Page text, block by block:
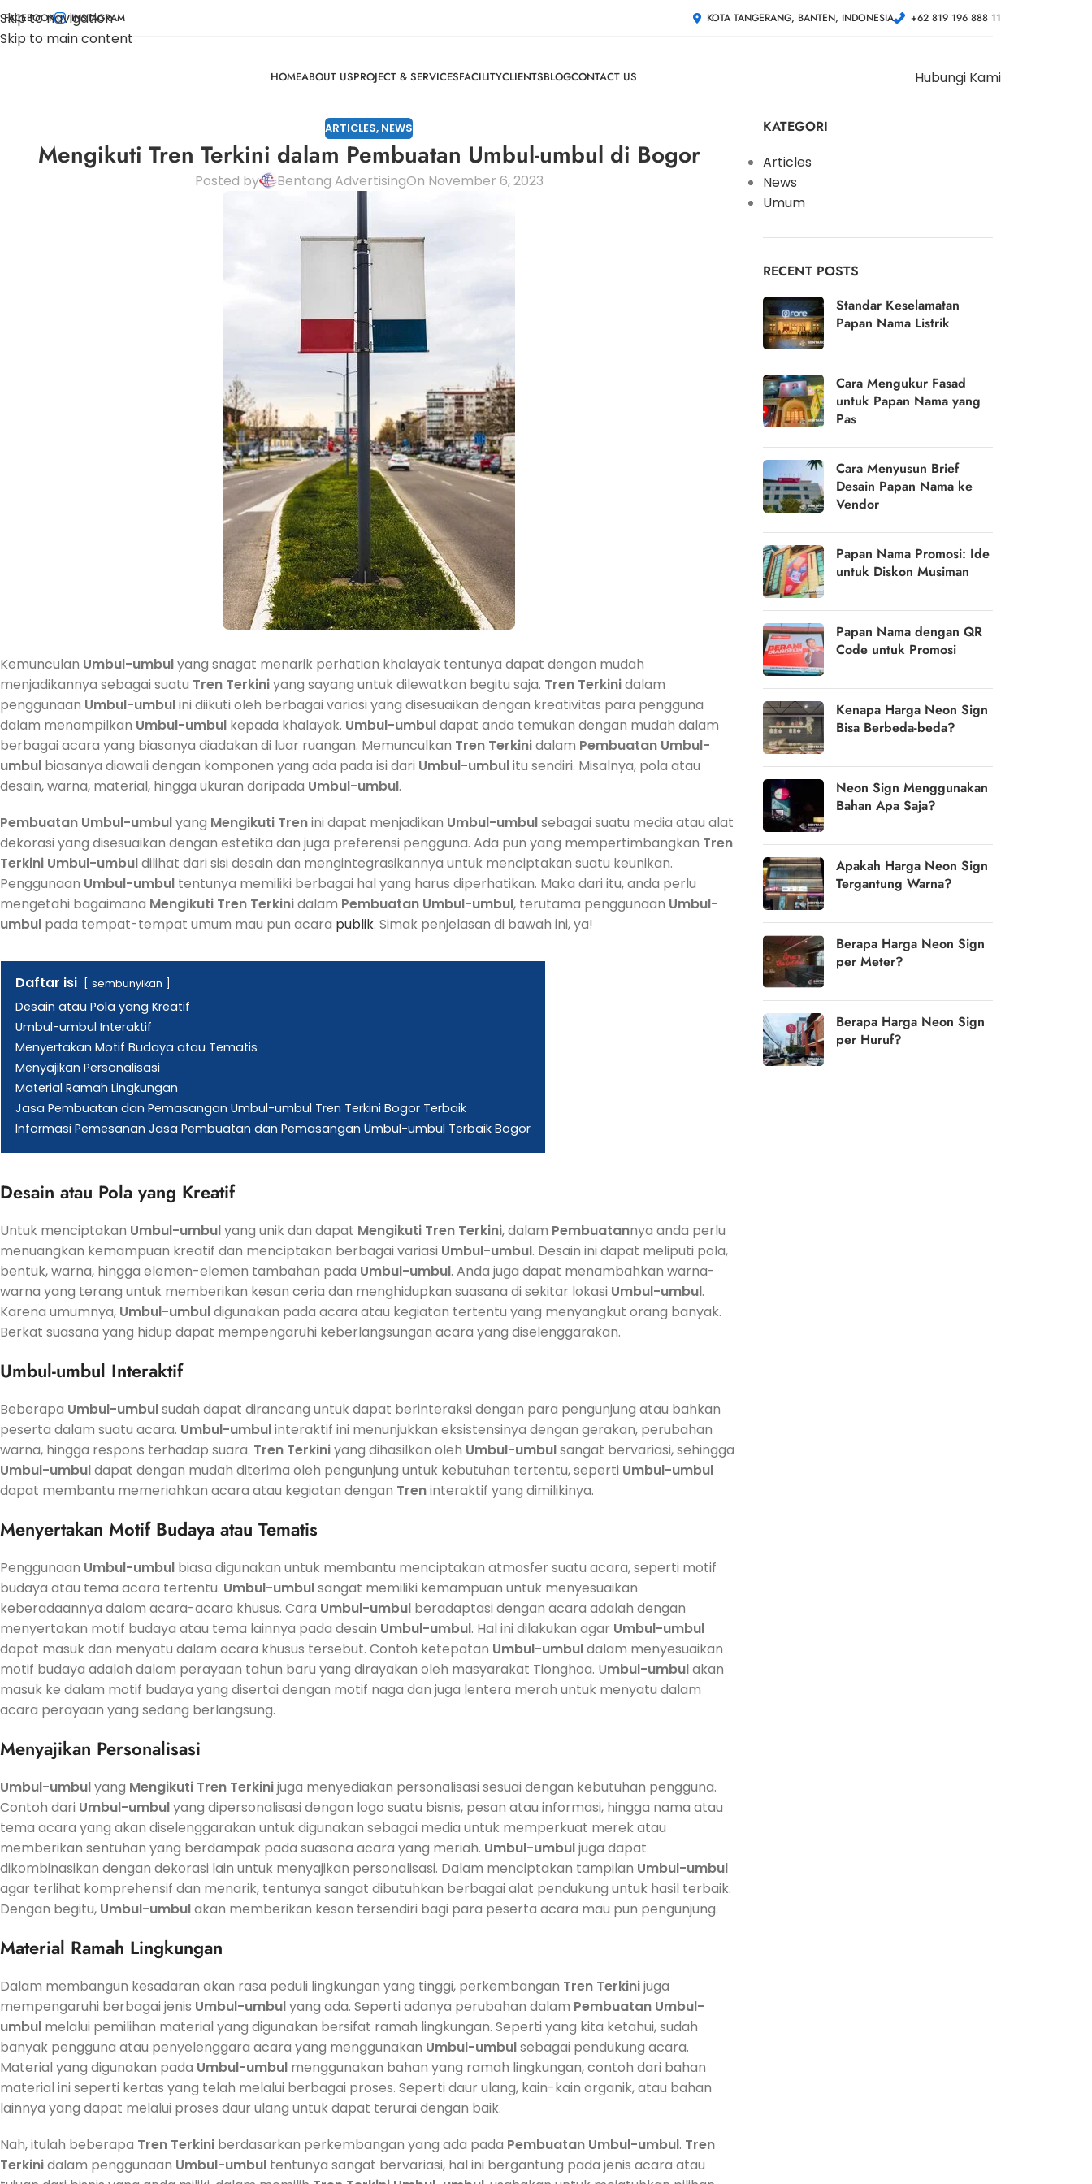
Skip to navigation
Skip to main content
FACEBOOK INSTAGRAM KOTA TANGERANG, BANTEN, INDONESIA +62 819 196 888 11
HOMEABOUT USPROJECT & SERVICESFACILITYCLIENTSBLOGCONTACT US Hubungi Kami
ARTICLES, NEWS
Mengikuti Tren Terkini dalam Pembuatan Umbul-umbul di Bogor
Posted by Bentang AdvertisingOn November 6, 2023
Kemunculan Umbul-umbulyang snagat menarik perhatian khalayak tentunya dapat dengan mudah
menjadikannya sebagai suatu Tren Terkiniyang sayang untuk dilewatkan begitu saja. Tren Terkinidalam
penggunaan Umbul-umbulini diikuti oleh berbagai variasi yang disesuaikan dengan kreativitas para pengguna
dalam menampilkan Umbul-umbul kepada khalayak. Umbul-umbuldapat anda temukan dengan mudah dalam
berbagai acara yang biasanya diadakan di luar ruangan. Memunculkan Tren Terkinidalam Pembuatan Umbul-
umbul biasanya diawali dengan komponen yang ada pada isi dari Umbul-umbulitu sendiri. Misalnya, pola atau
desain, warna, material, hingga ukuran daripada Umbul-umbul.
Pembuatan Umbul-umbulyang Mengikuti Trenini dapat menjadikan Umbul-umbulsebagai suatu media atau alat
dekorasi yang disesuaikan dengan estetika dan juga preferensi pengguna. Ada pun yang mempertimbangkan Tren
Terkini Umbul-umbuldilihat dari sisi desain dan mengintegrasikannya untuk menciptakan suatu keunikan.
Penggunaan Umbul-umbul tentunya memiliki berbagai hal yang harus diperhatikan. Maka dari itu, anda perlu
mengetahi bagaimana Mengikuti Tren Terkinidalam Pembuatan Umbul-umbul, terutama penggunaan Umbul-
umbul pada tempat-tempat umum mau pun acara publik. Simak penjelasan di bawah ini, ya!
Daftar isi sembunyikan
Desain atau Pola yang Kreatif
Umbul-umbul Interaktif
Menyertakan Motif Budaya atau Tematis
Menyajikan Personalisasi
Material Ramah Lingkungan
Jasa Pembuatan dan Pemasangan Umbul-umbul Tren Terkini Bogor Terbaik
Informasi Pemesanan Jasa Pembuatan dan Pemasangan Umbul-umbul Terbaik Bogor
Desain atau Pola yang Kreatif
Untuk menciptakan Umbul-umbulyang unik dan dapat Mengikuti Tren Terkini, dalam Pembuatannya anda perlu
menuangkan kemampuan kreatif dan menciptakan berbagai variasi Umbul-umbul. Desain ini dapat meliputi pola,
bentuk, warna, hingga elemen-elemen tambahan pada Umbul-umbul. Anda juga dapat menambahkan warna-
warna yang terang untuk memberikan kesan ceria dan menghidupkan suasana di sekitar lokasi Umbul-umbul.
Karena umumnya, Umbul-umbuldigunakan pada acara atau kegiatan tertentu yang menyangkut orang banyak.
Berkat suasana yang hidup dapat mempengaruhi keberlangsungan acara yang diselenggarakan.
Umbul-umbul Interaktif
Beberapa Umbul-umbulsudah dapat dirancang untuk dapat berinteraksi dengan para pengunjung atau bahkan
peserta dalam suatu acara. Umbul-umbulinteraktif ini menunjukkan eksistensinya dengan gerakan, perubahan
warna, hingga respons terhadap suara. Tren Terkiniyang dihasilkan oleh Umbul-umbulsangat bervariasi, sehingga
Umbul-umbuldapat dengan mudah diterima oleh pengunjung untuk kebutuhan tertentu, seperti Umbul-umbul
dapat membantu memeriahkan acara atau kegiatan dengan Treninteraktif yang dimilikinya.
Menyertakan Motif Budaya atau Tematis
Penggunaan Umbul-umbul biasa digunakan untuk membantu menciptakan atmosfer suatu acara, seperti motif
budaya atau tema acara tertentu. Umbul-umbulsangat memiliki kemampuan untuk menyesuaikan
keberadaannya dalam acara-acara khusus. Cara Umbul-umbul beradaptasi dengan acara adalah dengan
menyertakan motif budaya atau tema lainnya pada desain Umbul-umbul. Hal ini dilakukan agar Umbul-umbul
dapat masuk dan menyatu dalam acara khusus tersebut. Contoh ketepatan Umbul-umbuldalam menyesuaikan
motif budaya adalah dalam perayaan tahun baru yang dirayakan oleh masyarakat Tionghoa. Umbul-umbulakan
masuk ke dalam motif budaya yang disertai dengan motif naga dan juga lentera merah untuk menyatu dalam
acara perayaan yang sedang berlangsung.
Menyajikan Personalisasi
Umbul-umbulyang Mengikuti Tren Terkinijuga menyediakan personalisasi sesuai dengan kebutuhan pengguna.
Contoh dari Umbul-umbulyang dipersonalisasi dengan logo suatu bisnis, pesan atau informasi, hingga nama atau
tema acara yang akan diselenggarakan untuk digunakan sebagai media untuk memperkuat merek atau
memberikan sentuhan yang berdampak pada suasana acara yang meriah. Umbul-umbuljuga dapat
dikombinasikan dengan dekorasi lain untuk menyajikan personalisasi. Dalam menciptakan tampilan Umbul-umbul
agar terlihat komprehensif dan menarik, tentunya sangat dibutuhkan berbagai alat pendukung untuk hasil terbaik.
Dengan begitu, Umbul-umbulakan memberikan kesan tersendiri bagi para peserta acara mau pun pengunjung.
Material Ramah Lingkungan
Dalam membangun kesadaran akan rasa peduli lingkungan yang tinggi, perkembangan Tren Terkinijuga
mempengaruhi berbagai jenis Umbul-umbulyang ada. Seperti adanya perubahan dalam Pembuatan Umbul-
umbul melalui pemilihan material yang digunakan bersifat ramah lingkungan. Seperti yang kita ketahui, sudah
banyak pengguna atau penyelenggara acara yang menggunakan Umbul-umbulsebagai pendukung acara.
Material yang digunakan pada Umbul-umbul menggunakan bahan yang ramah lingkungan, contoh dari bahan
material ini seperti kertas yang telah melalui berbagai proses. Seperti daur ulang, kain-kain organik, atau bahan
lainnya yang dapat melalui proses daur ulang untuk dapat terurai dengan baik.
Nah, itulah beberapa Tren Terkini berdasarkan perkembangan yang ada pada Pembuatan Umbul-umbul. Tren
Terkinidalam penggunaan Umbul-umbul tentunya sangat bervariasi, hal ini bergantung pada jenis acara atau
KATEGORI
Articles
News
Umum
RECENT POSTS
Standar Keselamatan
Papan Nama Listrik
Cara Mengukur Fasad
untuk Papan Nama yang
Pas
Cara Menyusun Brief
Desain Papan Nama ke
Vendor
Papan Nama Promosi: Ide
untuk Diskon Musiman
Papan Nama dengan QR
Code untuk Promosi
Kenapa Harga Neon Sign
Bisa Berbeda-beda?
Neon Sign Menggunakan
Bahan Apa Saja?
Apakah Harga Neon Sign
Tergantung Warna?
Berapa Harga Neon Sign
per Meter?
Berapa Harga Neon Sign
per Huruf?